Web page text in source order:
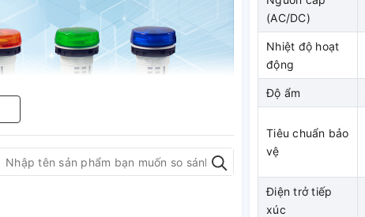
(AC/DC)
Nhiệt độ hoạt
động
Độ ẩm
Tiêu chuẩn bảo
vệ
Điện trở tiếp
xúc